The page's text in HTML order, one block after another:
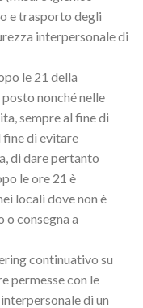
e trasporto degli
interpersonale di
le 21 della
nonché nelle
sempre al fine di
fine di evitare
di dare pertanto
le ore 21 è
locali dove non è
consegna a
continuativo su
permesse con le
di un